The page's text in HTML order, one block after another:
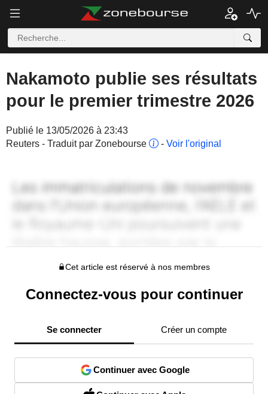
Nakamoto publie ses résultats
pour le premier trimestre 2026
Publié le 13/05/2026 à 23:43
Reuters - Traduit par Zonebourse
- Voir l'original
Cet article est réservé à nos membres
Connectez-vous pour continuer
Se connecter Créer un compte
Continuer avec Google